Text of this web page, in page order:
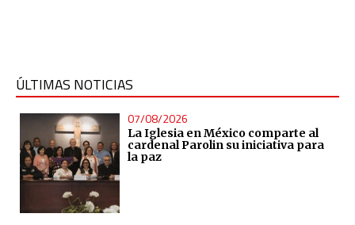
ÚLTIMAS NOTICIAS
07/08/2026
La Iglesia en México comparte al
cardenal Parolin su iniciativa para
la paz